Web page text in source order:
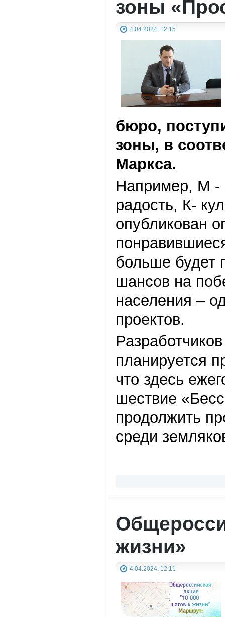
зоны
4.04.2024, 12:15
бюро,
зоны, в
Маркса.
Например, М -
радость, К-
опубликован
больше будет
шансов на
населения –
проектов.
планируется
что здесь
шествие
продолжить
среди
жизни»
4.04.2024, 12:11